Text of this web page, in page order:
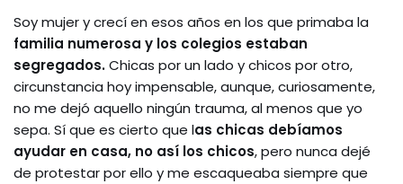
Soy mujer y crecí en esos años en los que primaba la
familia numerosa y los colegios estaban
segregados.Chicas por un lado y chicos por otro,
circunstancia hoy impensable, aunque, curiosamente,
no me dejó aquello ningún trauma, al menos que yo
sepa. Sí que es cierto que las chicas debíamos
ayudar en casa, no así los chicos, pero nunca dejé
de protestar por ello y me escaqueaba siempre que